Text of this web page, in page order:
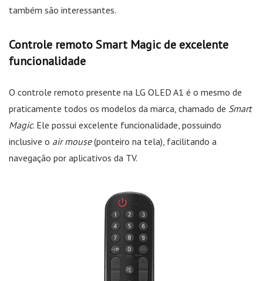
também são interessantes.
Controle remoto Smart Magic de excelente
funcionalidade
O controle remoto presente na LG OLED A1 é o mesmo de
praticamente todos os modelos da marca, chamado de Smart
Magic. Ele possui excelente funcionalidade, possuindo
inclusive o air mouse(ponteiro na tela), facilitando a
navegação por aplicativos da TV.